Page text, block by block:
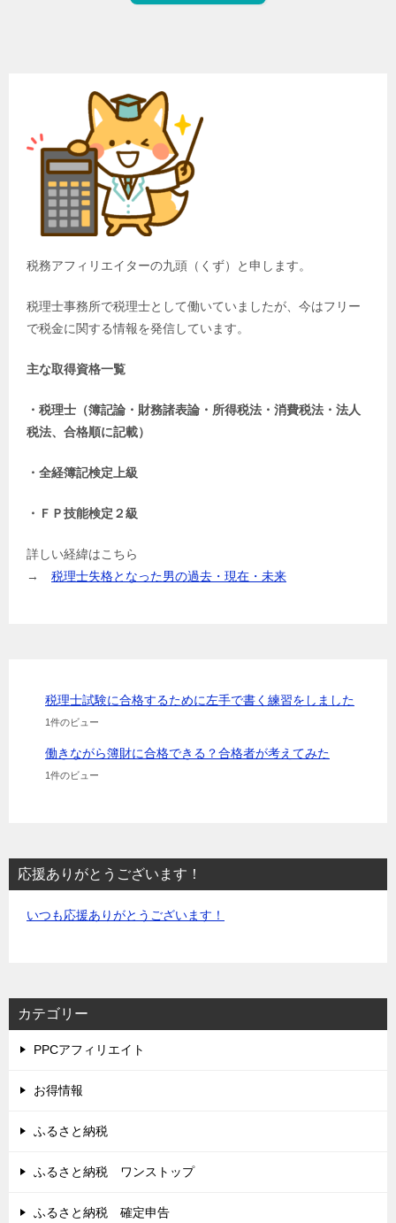
税務アフィリエイターの九頭（くず）と申します。
税理士事務所で税理士として働いていましたが、今はフリー
で税金に関する情報を発信しています。
主な取得資格一覧
・税理士（簿記論・財務諸表論・所得税法・消費税法・法人
税法、合格順に記載）
・全経簿記検定上級
・ＦＰ技能検定２級
詳しい経緯はこちら
→ 税理士失格となった男の過去・現在・未来
税理士試験に合格するために左手で書く練習をしました
1件のビュー
働きながら簿財に合格できる？合格者が考えてみた
1件のビュー
応援ありがとうございます！
いつも応援ありがとうございます！
カテゴリー
PPCアフィリエイト
お得情報
ふるさと納税
ふるさと納税 ワンストップ
ふるさと納税 確定申告